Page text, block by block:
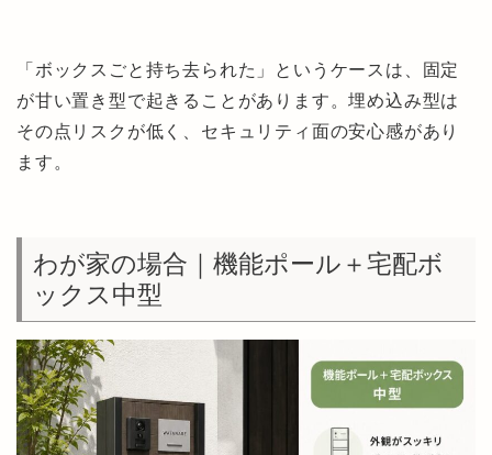
「ボックスごと持ち去られた」というケースは、固定
が甘い置き型で起きることがあります。埋め込み型は
その点リスクが低く、セキュリティ面の安心感があり
ます。
わが家の場合｜機能ポール＋宅配ボ
ックス中型